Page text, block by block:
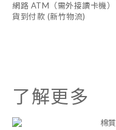
網路 ATM（需外接讀卡機）
貨到付款 (新竹物流)
了解更多